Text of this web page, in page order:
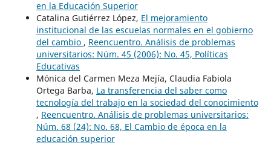
en la Educación Superior
Catalina Gutiérrez López, El mejoramiento
institucional de las escuelas normales en el gobierno
del cambio , Reencuentro. Análisis de problemas
universitarios: Núm. 45 (2006): No. 45, Políticas
Educativas
Mónica del Carmen Meza Mejía, Claudia Fabiola
Ortega Barba, La transferencia del saber como
tecnología del trabajo en la sociedad del conocimiento
, Reencuentro. Análisis de problemas universitarios:
Núm. 68 (24): No. 68, El Cambio de época en la
educación superior